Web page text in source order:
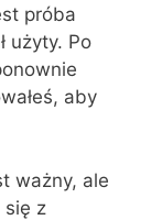
próba
użyty. Po
aby
ważny, ale
się z